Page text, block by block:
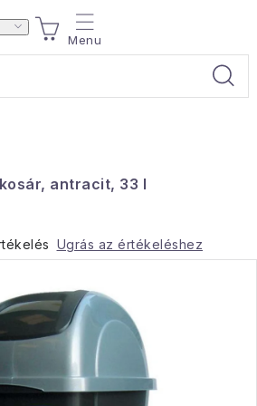
KOSÁR
antracit, 33 l
Ugrás az értékeléshez